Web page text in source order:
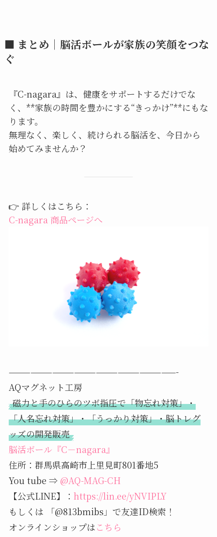
■ まとめ｜脳活ボールが家族の笑顔をつな
ぐ
『C-nagara』は、健康をサポートするだけでな
く、**家族の時間を豊かにする“きっかけ”**にもな
ります。
無理なく、楽しく、続けられる脳活を、今日から
始めてみませんか？
👉 詳しくはこちら：
C-nagara 商品ページへ
———————————————————————-
AQマグネット工房
磁力と手のひらのツボ指圧で「物忘れ対策」・
「人名忘れ対策」・「うっかり対策」・脳トレグ
ッズの開発販売
脳活ボール『C－nagara』
住所：群馬県高崎市上里見町801番地5
You tube ⇒ @AQ-MAG-CH
【公式LINE】： https://lin.ee/yNVIPLY
もしくは 「@813bmibs」で友達ID検索！
オンラインショップはこちら